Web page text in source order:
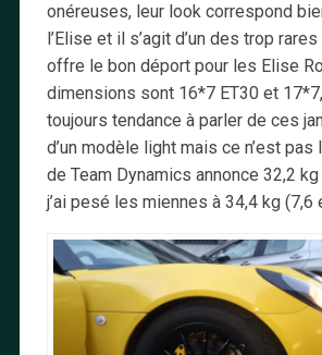
onéreuses, leur look correspond
l’Elise et il s’agit d’un des trop
offre le bon déport pour les Elise
dimensions sont 16*7 ET30 et
toujours tendance à parler de ces
d’un modèle light mais ce n’est
de Team Dynamics annonce 32,2
j’ai pesé les miennes à 34,4 kg (7,6